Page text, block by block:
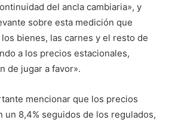
del ancla cambiaria», y
sobre esta medición que
bienes, las carnes y el resto de
a los precios estacionales,
de jugar a favor».
mencionar que los precios
un 8,4% seguidos de los regulados,